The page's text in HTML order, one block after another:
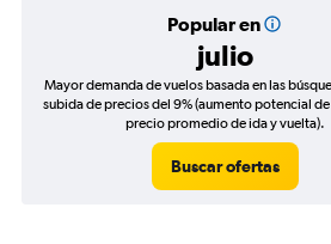
Popular en
julio
Mayor demanda de vuelos basada en las
subida de precios del 9% (aumento potencial
precio promedio de ida y vuelta).
Buscar ofertas